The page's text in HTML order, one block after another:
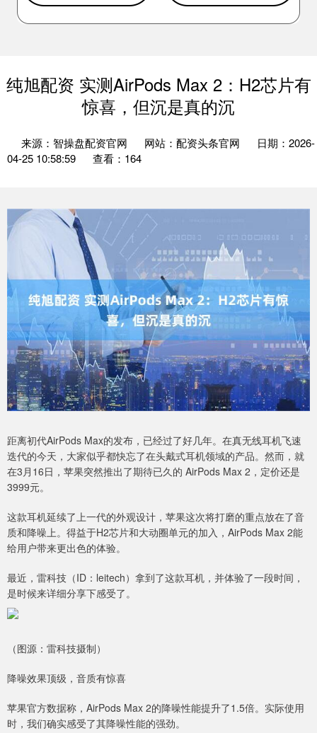
纯旭配资 实测AirPods Max 2：H2芯片有
惊喜，但沉是真的沉
来源：智操盘配资官网 网站：配资头条官网
日期：2026-
04-25 10:58:59
查看：164
距离初代AirPods Max的发布，已经过了好几年。在真无线耳机飞速
迭代的今天，大家似乎都快忘了在头戴式耳机领域的产品。然而，就
在3月16日，苹果突然推出了期待已久的 AirPods Max 2，定价还是
3999元。
这款耳机延续了上一代的外观设计，苹果这次将打磨的重点放在了音
质和降噪上。得益于H2芯片和大动圈单元的加入，AirPods Max 2能
给用户带来更出色的体验。
最近，雷科技（ID：leitech）拿到了这款耳机，并体验了一段时间，
是时候来详细分享下感受了。
（图源：雷科技摄制）
降噪效果顶级，音质有惊喜
苹果官方数据称，AirPods Max 2的降噪性能提升了1.5倍。实际使用
时，我们确实感受了其降噪性能的强劲。